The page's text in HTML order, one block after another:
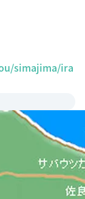
simajima/ira